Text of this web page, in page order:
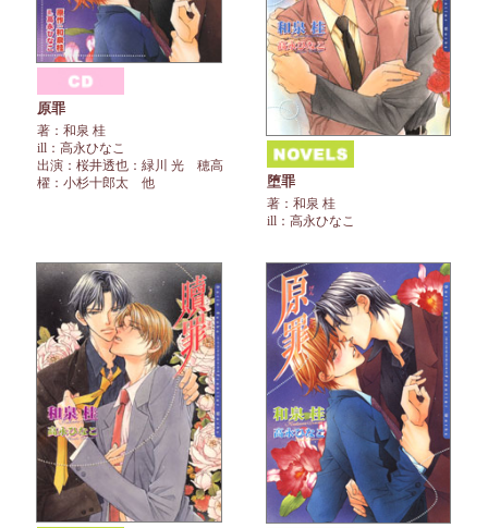
原罪
著：和泉 桂
ill：高永ひなこ
出演：桜井透也：緑川 光 穂高
櫂：小杉十郎太 他
堕罪
著：和泉 桂
ill：高永ひなこ